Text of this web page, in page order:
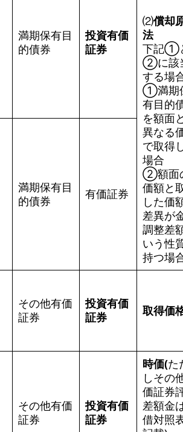
満期保有目
的債券
投資有価
証券
⑵償却
法
下記①
➁に該
する場
①満期
有目的
を額面
異なる
で取得
場合
➁額面
価額と
した価
差異が
調整差
いう性
持つ場
満期保有目
的債券
有価証券
その他有価
証券
投資有価
証券
取得価
その他有価
証券
投資有価
証券
時価(た
しその
価証券
差額金
借対照